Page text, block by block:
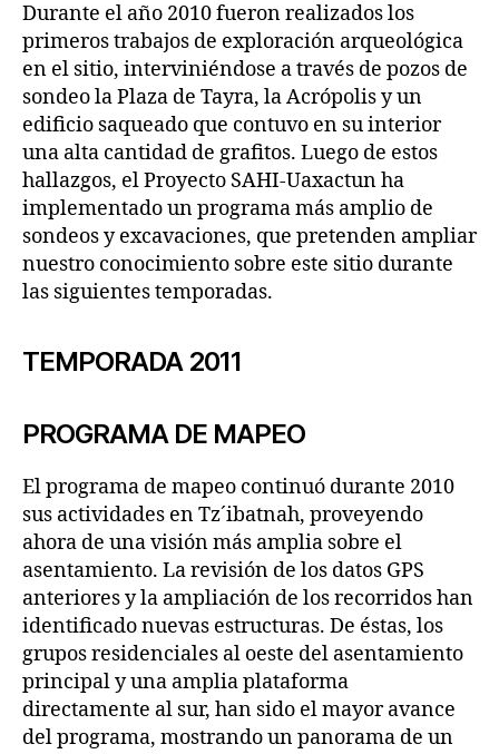
Durante el año 2010 fueron realizados los
primeros trabajos de exploración arqueológica
en el sitio, interviniéndose a través de pozos de
sondeo la Plaza de Tayra, la Acrópolis y un
edificio saqueado que contuvo en su interior
una alta cantidad de grafitos. Luego de estos
hallazgos, el Proyecto SAHI-Uaxactun ha
implementado un programa más amplio de
sondeos y excavaciones, que pretenden ampliar
nuestro conocimiento sobre este sitio durante
las siguientes temporadas.
TEMPORADA 2011
PROGRAMA DE MAPEO
El programa de mapeo continuó durante 2010
sus actividades en Tz´ibatnah, proveyendo
ahora de una visión más amplia sobre el
asentamiento. La revisión de los datos GPS
anteriores y la ampliación de los recorridos han
identificado nuevas estructuras. De éstas, los
grupos residenciales al oeste del asentamiento
principal y una amplia plataforma
directamente al sur, han sido el mayor avance
del programa, mostrando un panorama de un